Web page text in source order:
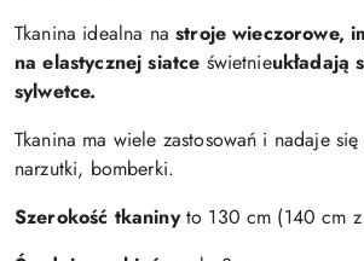
Tkanina idealna nastroje wieczorowe,
na elastycznej siatce świetnieukładają
sylwetce.
Tkanina ma wiele zastosowań i nadaje
narzutki, bomberki.
Szerokość tkaninyto 130 cm (140 cm z